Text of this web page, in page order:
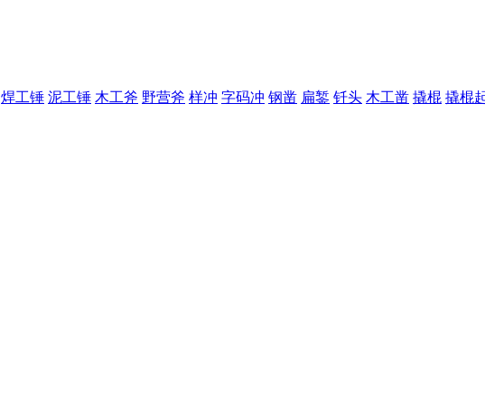
焊工锤 泥工锤 木工斧 野营斧 样冲 字码冲 钢凿 扁錾 钎头 木工凿 撬棍 撬棍